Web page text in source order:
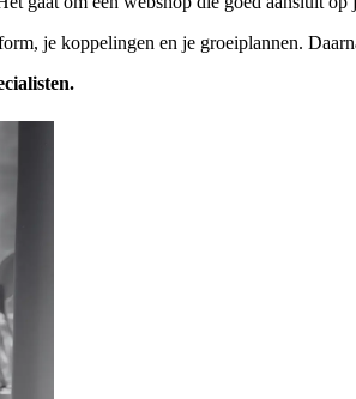
je koppelingen en je groeiplannen.